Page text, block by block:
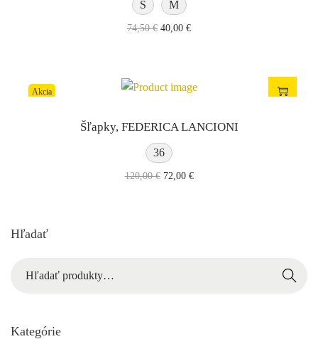
S M
74,50€ 40,00 €
Akcia
Šľapky, FEDERICA LANCIONI
36
120,00€ 72,00 €
Hľadať
Hľadať
Kategórie